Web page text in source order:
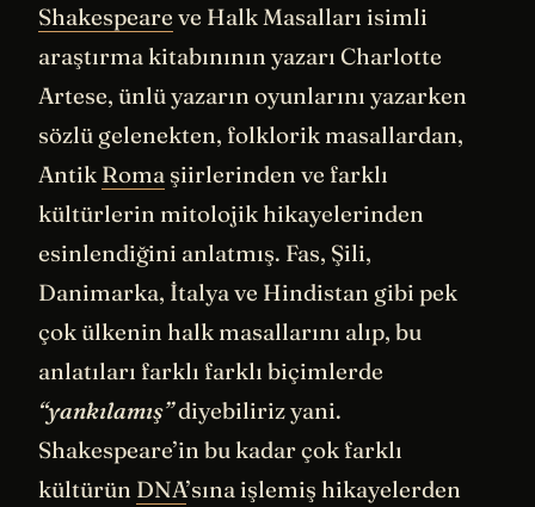
Shakespeare ve Halk Masalları isimli
araştırma kitabınının yazarı Charlotte
Artese, ünlü yazarın oyunlarını yazarken
sözlü gelenekten, folklorik masallardan,
Antik Roma şiirlerinden ve farklı
kültürlerin mitolojik hikayelerinden
esinlendiğini anlatmış. Fas, Şili,
Danimarka, İtalya ve Hindistan gibi pek
çok ülkenin halk masallarını alıp, bu
anlatıları farklı farklı biçimlerde
“yankılamış”diyebiliriz yani.
Shakespeare’in bu kadar çok farklı
kültürün DNA’sına işlemiş hikayelerden